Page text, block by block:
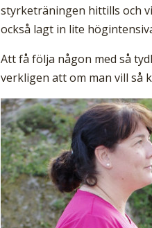
styrketräningen hittills och
också lagt in lite
Att få följa någon med så
verkligen att om man vill så